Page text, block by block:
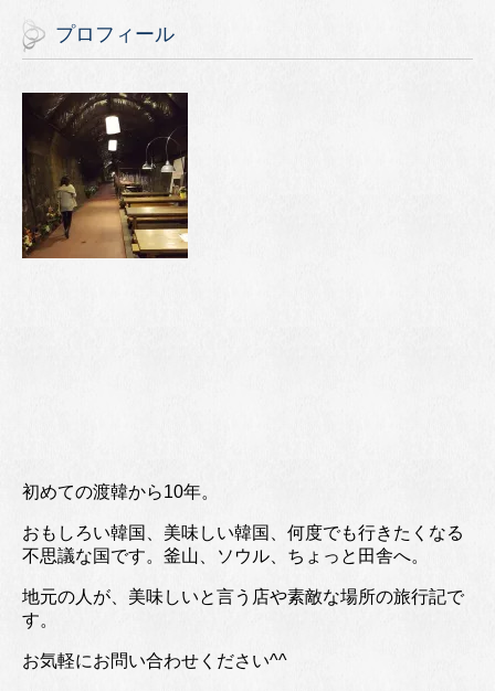
プロフィール
初めての渡韓から10年。
おもしろい韓国、美味しい韓国、何度でも行きたくなる
不思議な国です。釜山、ソウル、ちょっと田舎へ。
地元の人が、美味しいと言う店や素敵な場所の旅行記で
す。
お気軽にお問い合わせください^^